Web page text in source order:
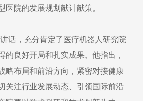
医院的发展规划献计献策。
话，充分肯定了医疗机器人研究院
的良好开局和扎实成果。他指出，
略布局和前沿方向，紧密对接健康
关注行业发展动态、引领国际前沿